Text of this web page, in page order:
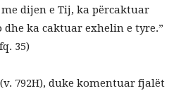
dijen e Tij, ka përcaktuar
ka caktuar exhelin e tyre.”
35)
792H), duke komentuar fjalët